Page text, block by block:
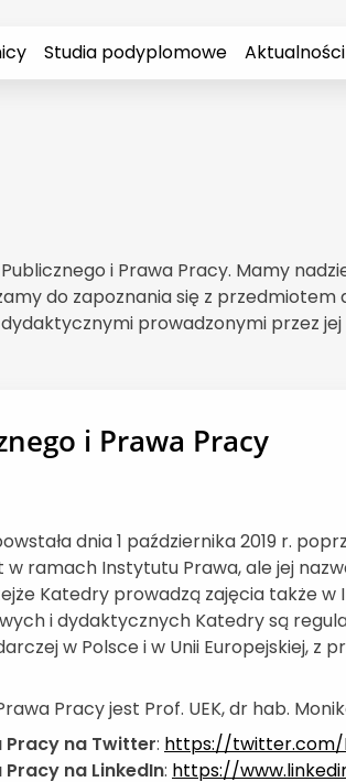
Studia podyplomowe Aktualności
i Prawa Pracy. Mamy
do zapoznania się z przedmiotem
prowadzonymi przez
i Prawa Pracy
dnia 1 października 2019 r.
ramach Instytutu Prawa, ale jej
Katedry prowadzą zajęcia także w
i dydaktycznych Katedry są
w Polsce i w Unii Europejskiej, z
Pracy jest Prof. UEK, dr hab.
Pracy na Twitter: https://twitter.com/
na LinkedIn: https://